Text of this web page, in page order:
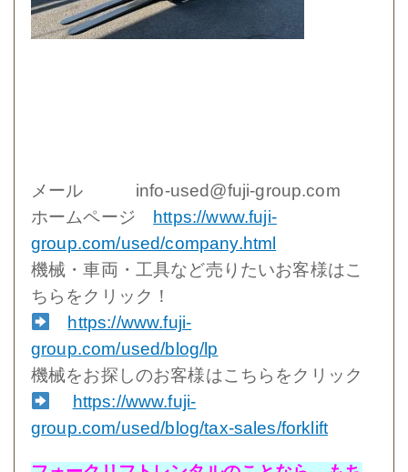
メール info-used@fuji-group.com
ホームページ https://www.fuji-
group.com/used/company.html
機械・車両・工具など売りたいお客様はこ
ちらをクリック！
https://www.fuji-
group.com/used/blog/lp
機械をお探しのお客様はこちらをクリック
https://www.fuji-
group.com/used/blog/tax-sales/forklift